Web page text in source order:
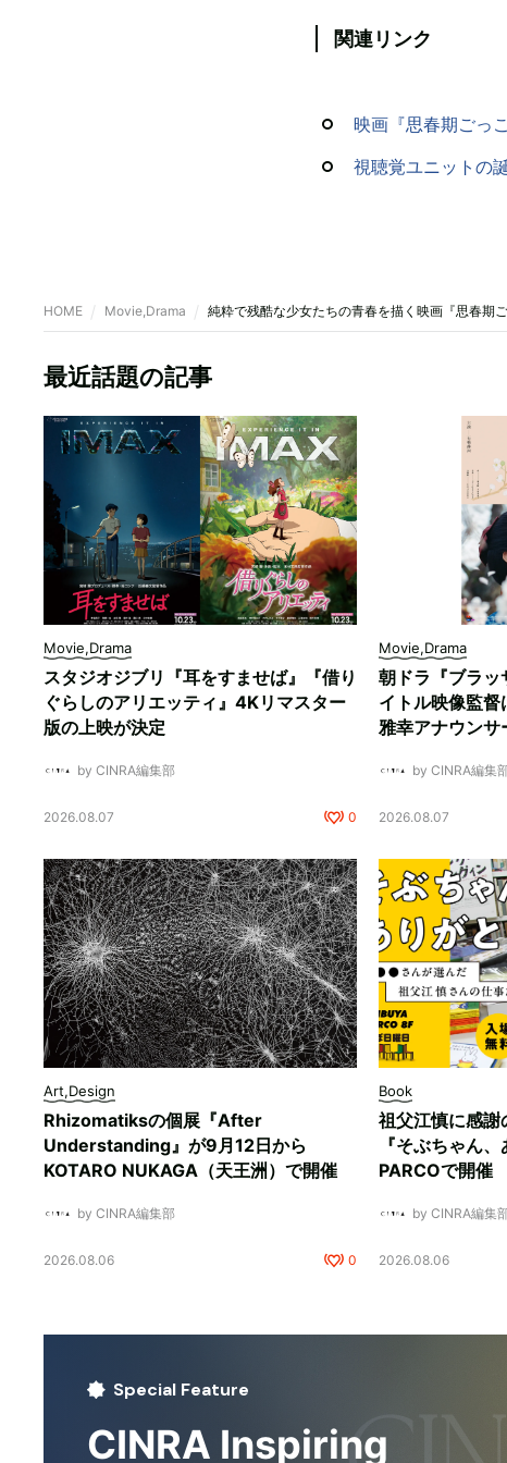
関連リンク
映画『思春期ごっ
視聴覚ユニットの
HOME Movie,Drama 純粋で残酷な少女たちの青春を描く映画『思春期
最近話題の記事
Movie,Drama
スタジオジブリ『耳をすませば』『借り
ぐらしのアリエッティ』4Kリマスター
版の上映が決定
by CINRA編集部
2026.08.07 0
Movie,Drama
朝ドラ『ブラッ
イトル映像監
雅幸アナウンサ
by CINRA編集
2026.08.07
Art,Design
Rhizomatiksの個展『After
Understanding』が9月12日から
KOTARO NUKAGA（天王洲）で開催
by CINRA編集部
2026.08.06 0
Book
祖父江慎に感謝
『そぶちゃん
PARCOで開催
by CINRA編集
2026.08.06
Special Feature
CINRA Inspiring